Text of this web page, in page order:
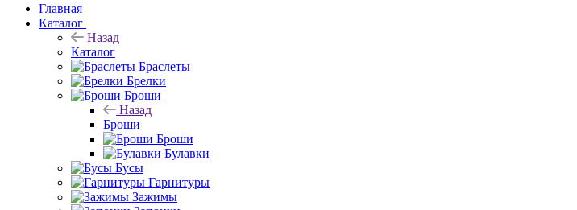
Главная
Каталог
Назад
Каталог
Браслеты
Брелки
Броши
Назад
Броши
Броши
Булавки
Бусы
Гарнитуры
Зажимы